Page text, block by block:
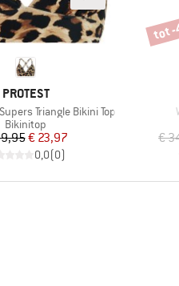
MERK
PROTEST
Triangle Bikini Top
Productgroep
Bikinitop
Prijs
Verlaagde prijs
€ 23,97
0,0(0)
€
tot